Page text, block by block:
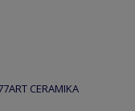
CERAMIKA